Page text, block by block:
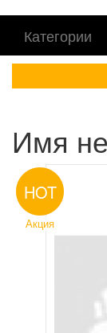
Категории
Имя
HOT
Акция